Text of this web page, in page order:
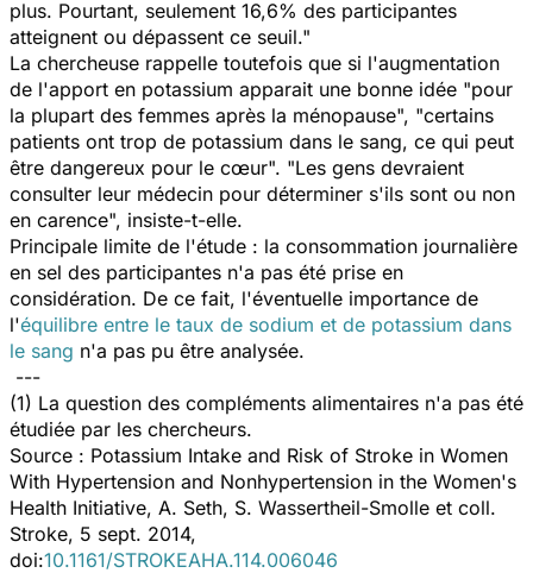
plus. Pourtant, seulement 16,6% des participantes
atteignent ou dépassent ce seuil."
La chercheuse rappelle toutefois que si l'augmentation
de l'apport en potassium apparait une bonne idée "pour
la plupart des femmes après la ménopause", "certains
patients ont trop de potassium dans le sang, ce qui peut
être dangereux pour le cœur". "Les gens devraient
consulter leur médecin pour déterminer s'ils sont ou non
en carence", insiste-t-elle.
Principale limite de l'étude : la consommation journalière
en sel des participantes n'a pas été prise en
considération. De ce fait, l'éventuelle importance de
l'équilibre entre le taux de sodium et de potassium dans
le sang n'a pas pu être analysée.
---
(1) La question des compléments alimentaires n'a pas été
étudiée par les chercheurs.
Source : Potassium Intake and Risk of Stroke in Women
With Hypertension and Nonhypertension in the Women's
Health Initiative, A. Seth, S. Wassertheil-Smolle et coll.
Stroke, 5 sept. 2014,
doi:10.1161/STROKEAHA.114.006046